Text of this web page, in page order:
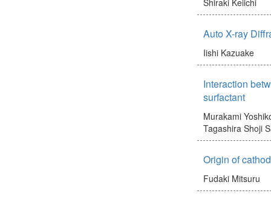
Shiraki Keiichi
Auto X-ray
Iishi Kazuake
Interaction
surfactant
Murakami
Tagashira Shoji
Origin of
Fudaki Mitsuru